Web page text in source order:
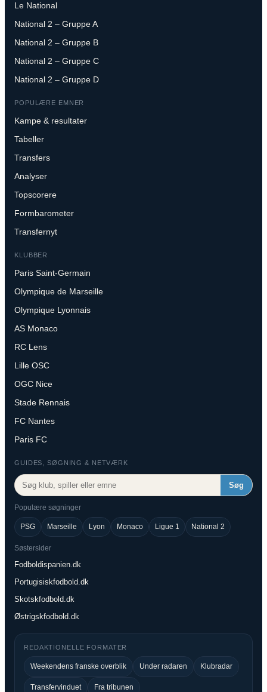
Le National
National 2 – Gruppe A
National 2 – Gruppe B
National 2 – Gruppe C
National 2 – Gruppe D
POPULÆRE EMNER
Kampe & resultater
Tabeller
Transfers
Analyser
Topscorere
Formbarometer
Transfernyt
KLUBBER
Paris Saint-Germain
Olympique de Marseille
Olympique Lyonnais
AS Monaco
RC Lens
Lille OSC
OGC Nice
Stade Rennais
FC Nantes
Paris FC
GUIDES, SØGNING & NETVÆRK
Søg
Populære søgninger
PSG Marseille Lyon Monaco Ligue 1 National 2
Søstersider
Fodboldispanien.dk
Portugisiskfodbold.dk
Skotskfodbold.dk
Østrigskfodbold.dk
REDAKTIONELLE FORMATER
Weekendens franske overblik Under radaren Klubradar
Transfervinduet Fra tribunen